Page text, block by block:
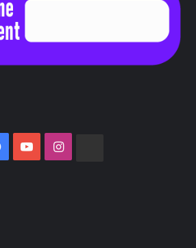
Facebook
YouTubeInstagram